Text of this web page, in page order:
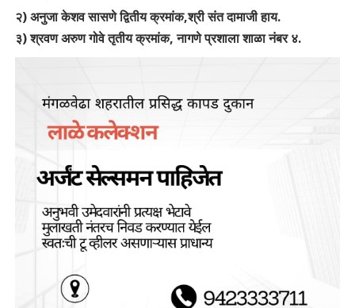
२) अनुजा केशव सासणे द्वितीय क्रमांक,श्री संत दामाजी हाय.
३) श्रवण अरुण गोवे तृतीय क्रमांक, नागणे प्रशाला शाळा नंबर ४.